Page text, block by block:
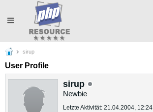
Toggle
navigation
sirup
User Profile
sirup
Newbie
Letzte Aktivität: 21.04.2004, 12:24